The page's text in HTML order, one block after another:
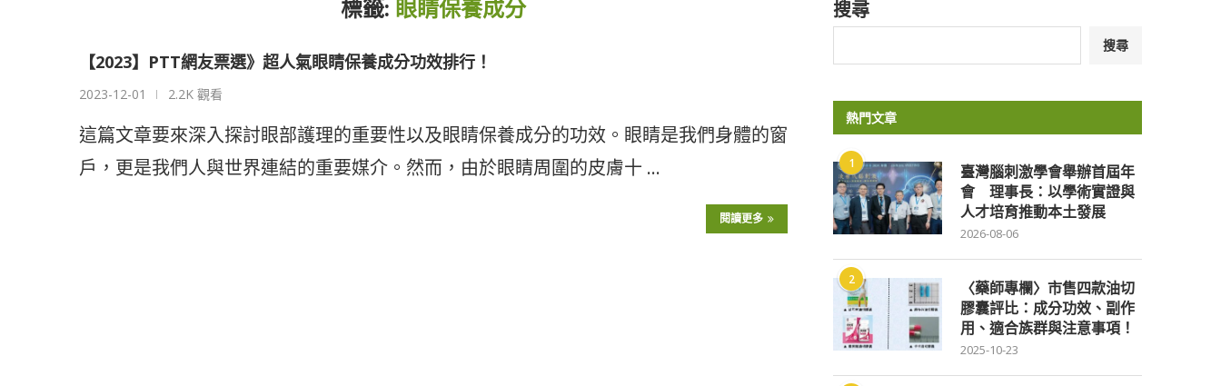
標籤: 眼睛保養成分
【2023】PTT網友票選》超人氣眼睛保養成分功效排行！
2023-12-01 2.2K 觀看
這篇文章要來深入探討眼部護理的重要性以及眼睛保養成分的功效。眼睛是我們身體的窗
戶，更是我們人與世界連結的重要媒介。然而，由於眼睛周圍的皮膚十 …
閱讀更多
搜尋
搜尋
熱門文章
1
臺灣腦刺激學會舉辦首屆年
會 理事長：以學術實證與
人才培育推動本土發展
2026-08-06
2
〈藥師專欄〉市售四款油切
膠囊評比：成分功效、副作
用、適合族群與注意事項！
2025-10-23